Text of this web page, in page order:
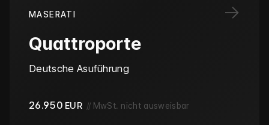
→
MASERATI
Quattroporte
Deutsche Asuführung
26.950 EUR // MwSt. nicht ausweisbar